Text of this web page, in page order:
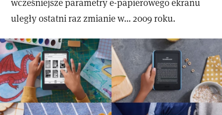
uległy ostatni raz zmianie w… 2009 roku.